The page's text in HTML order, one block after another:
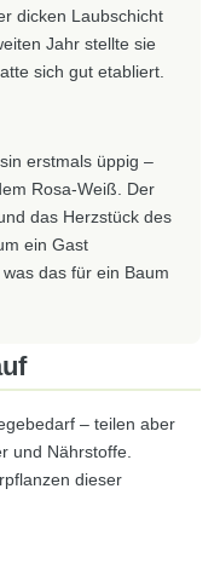
dicken Laubschicht
Jahr stellte sie
sich gut etabliert.
erstmals üppig –
Rosa-Weiß. Der
das Herzstück des
ein Gast
das für ein Baum
– teilen aber
und Nährstoffe.
dieser